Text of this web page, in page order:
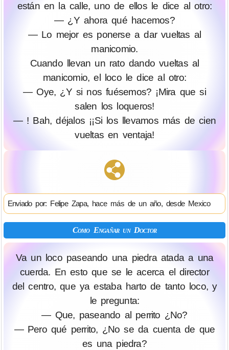
están en la calle, uno de ellos le dice al otro:
— ¿Y ahora qué hacemos?
— Lo mejor es ponerse a dar vueltas al
manicomio.
Cuando llevan un rato dando vueltas al
manicomio, el loco le dice al otro:
— Oye, ¿Y si nos fuésemos? ¡Mira que si
salen los loqueros!
— ! Bah, déjalos ¡¡Si los llevamos más de cien
vueltas en ventaja!
Enviado por: Felipe Zapa, hace más de un año, desde Mexico
Como Engañar un Doctor
Va un loco paseando una piedra atada a una
cuerda. En esto que se le acerca el director
del centro, que ya estaba harto de tanto loco, y
le pregunta:
— Que, paseando al perrito ¿No?
— Pero qué perrito, ¿No se da cuenta de que
es una piedra?